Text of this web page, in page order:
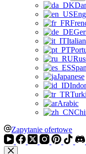
Italian
Japanese
Arabic
Zapytanie ofertowe